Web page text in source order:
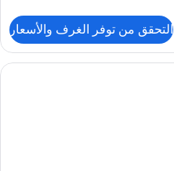
التحقق من توفر الغرف والأسعار